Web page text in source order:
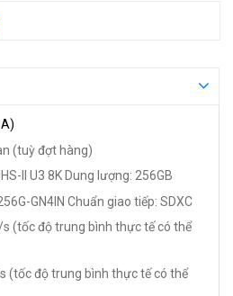
(tuỳ đợt hàng)
II U3 8K Dung lượng: 256GB
GN4IN Chuẩn giao tiếp: SDXC
(tốc độ trung bình thực tế có thể
(tốc độ trung bình thực tế có thể